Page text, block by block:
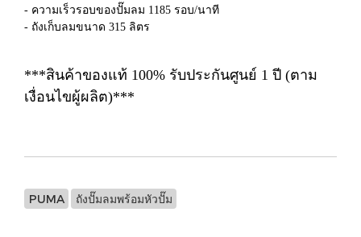
- ความเร็วรอบของปั๊มลม 1185 รอบ/นาที
- ถังเก็บลมขนาด 315 ลิตร
***สินค้าของแท้ 100% รับประกันศูนย์ 1 ปี (ตาม
เงื่อนไขผู้ผลิต)***
PUMA ถังปั๊มลมพร้อมหัวปั๊ม